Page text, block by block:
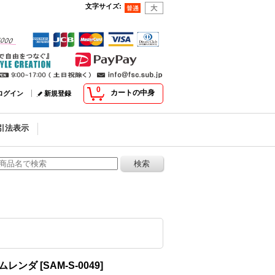
文字サイズ:
0 カートの中身
グイン 新規登録
法表示
レンダ [SAM-S-0049]